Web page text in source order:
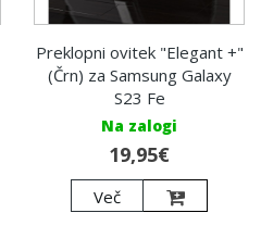
Preklopni ovitek "Elegant +"
(Črn) za Samsung Galaxy
S23 Fe
Na zalogi
19,95€
Več